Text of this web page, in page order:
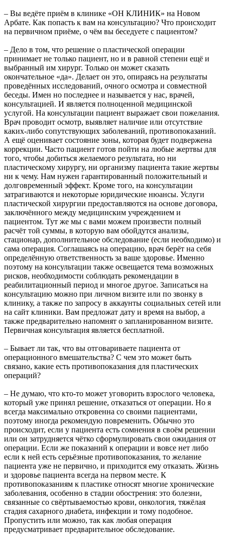
– Вы ведёте приём в клинике «ОН КЛИНИК» на Новом
Арбате. Как попасть к вам на консультацию? Что происходит
на первичном приёме, о чём вы беседуете с пациентом?
– Дело в том, что решение о пластической операции
принимает не только пациент, но и в равной степени ещё и
выбранный им хирург. Только он может сказать
окончательное «да». Делает он это, опираясь на результаты
проведённых исследований, очного осмотра и совместной
беседы. Имен но последнее и называется у нас, врачей,
консультацией. И является полноценной медицинской
услугой. На консультации пациент выражает свои пожелания.
Врач проводит осмотр, выявляет наличие или отсутствие
каких-либо сопутствующих заболеваний, противопоказаний.
А ещё оценивает состояние зоны, которая будет подвержена
коррекции. Часто пациент готов пойти на любые жертвы для
того, чтобы добиться желаемого результата, но ни
пластическому хирургу, ни организму пациента такие жертвы
ни к чему. Нам нужен гарантированный положительный и
долговременный эффект. Кроме того, на консультации
затрагиваются и некоторые юридические нюансы. Услуги
пластической хирургии предоставляются на основе договора,
заключённого между медицинским учреждением и
пациентом. Тут же мы с вами можем произвести полный
расчёт той суммы, в которую вам обойдутся анализы,
стационар, дополнительное обследование (если необходимо) и
сама операция. Соглашаясь на операцию, врач берёт на себя
определённую ответственность за ваше здоровье. Именно
поэтому на консультации также освещается тема возможных
рисков, необходимости соблюдать рекомендации в
реабилитационный период и многое другое. Записаться на
консультацию можно при личном визите или по звонку в
клинику, а также по запросу в аккаунты социальных сетей или
на сайт клиники. Вам предложат дату и время на выбор, а
также предварительно напомнят о запланированном визите.
Первичная консультация является бесплатной.
– Бывает ли так, что вы отговариваете пациента от
операционного вмешательства? С чем это может быть
связано, какие есть противопоказания для пластических
операций?
– Не думаю, что кто-то может уговорить взрослого человека,
который уже принял решение, отказаться от операции. Но я
всегда максимально откровенна со своими пациентами,
поэтому иногда рекомендую повременить. Обычно это
происходит, если у пациента есть сомнения в своём решении
или он затрудняется чётко сформулировать свои ожидания от
операции. Если же показаний к операции и вовсе нет либо
если к ней есть серьёзные противопоказания, то желание
пациента уже не первично, и приходится ему отказать. Жизнь
и здоровье пациента всегда на первом месте. К
противопоказаниям к пластике относят многие хронические
заболевания, особенно в стадии обострения: это болезни,
связанные со свёртываемостью крови, онкология, тяжёлая
стадия сахарного диабета, инфекции и тому подобное.
Пропустить или можно, так как любая операция
предусматривает предварительное обследование.